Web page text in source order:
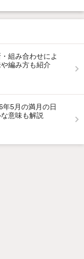
組み合わせによ
編み方も紹介
年5月の満月の日
意味も解説